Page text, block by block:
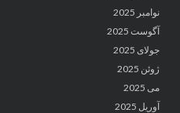
نوامبر 2025
آگوست 2025
جولای 2025
ژوئن 2025
می 2025
آوریل 2025